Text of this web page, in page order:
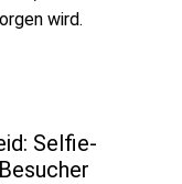
wird.
Selfie-